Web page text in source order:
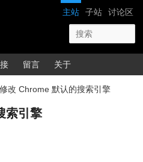
网站导航
主站 子站 讨论区
留言 关于
修改 Chrome 默认的搜索引擎
索引擎